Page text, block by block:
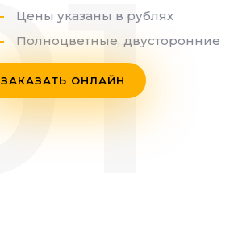
Цены указаны в рублях
Полноцветные, двусторонние
ЗАКАЗАТЬ ОНЛАЙН